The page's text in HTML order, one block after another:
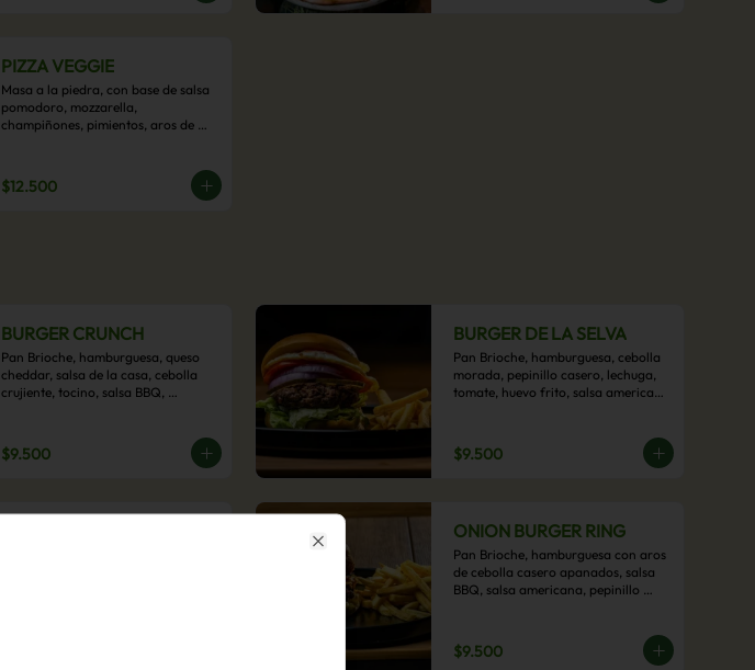
PIZZA VEGGIE
Masa a la piedra, con base de salsa
pomodoro, mozzarella,
champiñones, pimientos, aros de
$12.500
BURGER CRUNCH
Pan Brioche, hamburguesa, queso
cheddar, salsa de la casa, cebolla
crujiente, tocino, salsa BBQ,
$9.500
BURGER DE LA SELVA
Pan Brioche, hamburguesa, cebolla
morada, pepinillo casero, lechuga,
tomate, huevo frito, salsa americana
$9.500
ONION BURGER RING
Pan Brioche, hamburguesa con aros
de cebolla casero apanados, salsa
BBQ, salsa americana, pepinillo
acompañamiento de papas fritas.
$9.500
Close